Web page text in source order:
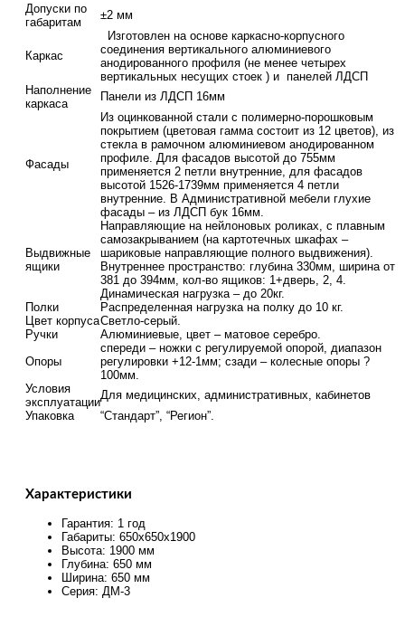
Допуски по
габаритам
±2 мм
Каркас
Изготовлен на основе каркасно-корпусного
соединения вертикального алюминиевого
анодированного профиля (не менее четырех
вертикальных несущих стоек ) и панелей ЛДСП
Наполнение
каркаса
Панели из ЛДСП 16мм
Фасады
Из оцинкованной стали с полимерно-порошковым
покрытием (цветовая гамма состоит из 12 цветов), из
стекла в рамочном алюминиевом анодированном
профиле. Для фасадов высотой до 755мм
применяется 2 петли внутренние, для фасадов
высотой 1526-1739мм применяется 4 петли
внутренние. В Административной мебели глухие
фасады – из ЛДСП бук 16мм.
Выдвижные
ящики
Направляющие на нейлоновых роликах, с плавным
самозакрыванием (на картотечных шкафах –
шариковые направляющие полного выдвижения).
Внутреннее пространство: глубина 330мм, ширина от
381 до 394мм, кол-во ящиков: 1+дверь, 2, 4.
Динамическая нагрузка – до 20кг.
Полки
Распределенная нагрузка на полку до 10 кг.
Цвет корпусаСветло-серый.
Ручки
Алюминиевые, цвет – матовое серебро.
Опоры
спереди – ножки с регулируемой опорой, диапазон
регулировки +12-1мм; сзади – колесные опоры ?
100мм.
Условия
эксплуатации
Для медицинских, административных, кабинетов
Упаковка
“Стандарт”, “Регион”.
Характеристики
Гарантия: 1 год
Габариты: 650х650х1900
Высота: 1900 мм
Глубина: 650 мм
Ширина: 650 мм
Серия: ДМ-3